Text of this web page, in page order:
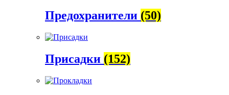
Предохранители (50)
Присадки (152)